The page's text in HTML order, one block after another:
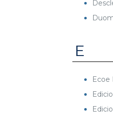
E
Ecoe